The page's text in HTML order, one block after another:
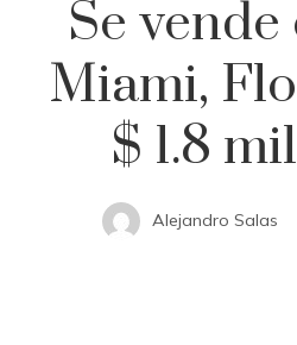
Se vende
Miami,
$ 1.8
Alejandro Salas